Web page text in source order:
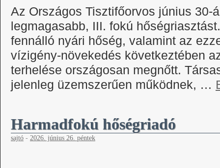
Az Országos Tisztifőorvos június 30-
legmagasabb, III. fokú
fennálló nyári hőség, valamint az
vízigény-növekedés következtében
terhelése országosan megnőtt.
jelenleg üzemszerűen működnek, …
Harmadfokú hőségriadó
sajtó - 2026. június 26. péntek